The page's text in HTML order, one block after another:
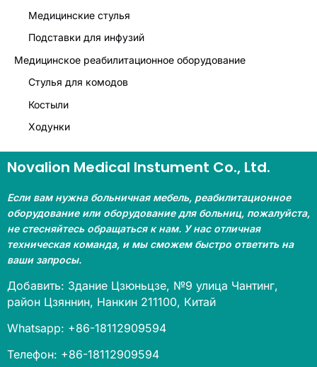
Медицинские стулья
Подставки для инфузий
Медицинское реабилитационное оборудование
Стулья для комодов
Костыли
Ходунки
Novalion Medical Instument Co., Ltd.
Если вам нужна больничная мебель, реабилитационное
оборудование или оборудование для больниц, пожалуйста,
не стесняйтесь обращаться к нам. У нас отличная
техническая команда, и мы сможем быстро ответить на
ваши запросы.
Добавить: Здание Цзюньцзе, №9 улица Чантинг,
район Цзяннин, Нанкин 211100, Китай
Whatsapp: +86-18112909594
Телефон: +86-18112909594